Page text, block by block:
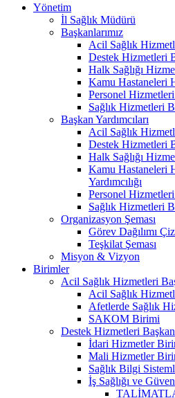
Yönetim
İl Sağlık Müdürü
Başkanlarımız
Acil Sağlık
Destek Hizmetleri
Halk Sağlığı
Kamu Hastaneleri
Personel Hizmetleri
Sağlık Hizmetleri
Başkan Yardımcıları
Acil Sağlık
Destek Hizmetleri
Halk Sağlığı
Kamu Hastaneleri
Yardımcılığı
Personel Hizmetleri
Sağlık Hizmetleri
Organizasyon Şeması
Görev Dağılımı
Teşkilat Şeması
Misyon & Vizyon
Birimler
Acil Sağlık Hizmetleri
Acil Sağlık
Afetlerde Sağlık
SAKOM Birimi
Destek Hizmetleri
İdari Hizmetler
Mali Hizmetler
Sağlık Bilgi
İş Sağlığı ve